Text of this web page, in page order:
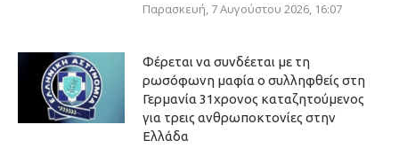
Παρασκευή, 7 Αυγούστου 2026, 16:07
Φέρεται να συνδέεται με τη
ρωσόφωνη μαφία ο συλληφθείς στη
Γερμανία 31χρονος καταζητούμενος
για τρεις ανθρωποκτονίες στην
Ελλάδα